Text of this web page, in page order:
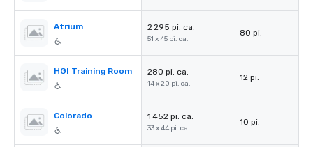
Atrium 2 295 pi. ca.
51 x 45 pi. ca.
80 pi.
HGI Training Room 280 pi. ca.
14 x 20 pi. ca.
12 pi.
Colorado 1 452 pi. ca.
33 x 44 pi. ca.
10 pi.